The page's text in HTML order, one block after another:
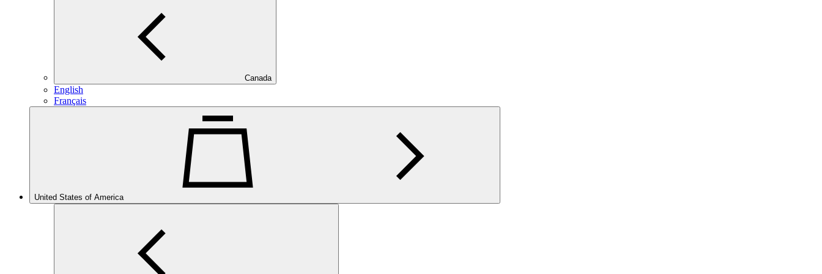
Canada
English
Français
United States of America